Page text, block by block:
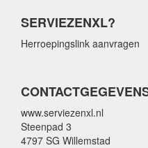
SERVIEZENXL?
Herroepingslink aanvragen
www.serviezenxl.nl
Steenpad 3
4797 SG Willemstad